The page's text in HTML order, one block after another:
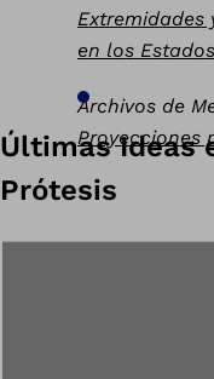
Extremidades
en los
Archivos de
Proyecciones
Últimas Ideas
Prótesis